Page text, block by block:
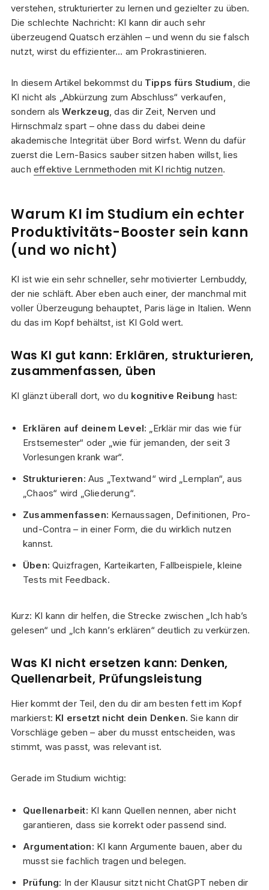
verstehen, strukturierter zu lernen und gezielter zu üben.
Die schlechte Nachricht: KI kann dir auch sehr
überzeugend Quatsch erzählen – und wenn du sie falsch
nutzt, wirst du effizienter… am Prokrastinieren.
In diesem Artikel bekommst du Tipps fürs Studium, die
KI nicht als „Abkürzung zum Abschluss“ verkaufen,
sondern alsWerkzeug, das dir Zeit, Nerven und
Hirnschmalz spart – ohne dass du dabei deine
akademische Integrität über Bord wirfst. Wenn du dafür
zuerst die Lern-Basics sauber sitzen haben willst, lies
auch effektive Lernmethoden mit KI richtig nutzen.
Warum KI im Studium ein echter
Produktivitäts-Booster sein kann
(und wo nicht)
KI ist wie ein sehr schneller, sehr motivierter Lernbuddy,
der nie schläft. Aber eben auch einer, der manchmal mit
voller Überzeugung behauptet, Paris läge in Italien. Wenn
du das im Kopf behältst, ist KI Gold wert.
Was KI gut kann: Erklären, strukturieren,
zusammenfassen, üben
KI glänzt überall dort, wo du kognitive Reibung hast:
Erklären auf deinem Level: „Erklär mir das wie für
Erstsemester“ oder „wie für jemanden, der seit 3
Vorlesungen krank war“.
Strukturieren: Aus „Textwand“ wird „Lernplan“, aus
„Chaos“ wird „Gliederung“.
Zusammenfassen: Kernaussagen, Definitionen, Pro-
und-Contra – in einer Form, die du wirklich nutzen
kannst.
Üben: Quizfragen, Karteikarten, Fallbeispiele, kleine
Tests mit Feedback.
Kurz: KI kann dir helfen, die Strecke zwischen „Ich hab’s
gelesen“ und „Ich kann’s erklären“ deutlich zu verkürzen.
Was KI nicht ersetzen kann: Denken,
Quellenarbeit, Prüfungsleistung
Hier kommt der Teil, den du dir am besten fett im Kopf
markierst: KI ersetzt nicht dein Denken. Sie kann dir
Vorschläge geben – aber du musst entscheiden, was
stimmt, was passt, was relevant ist.
Gerade im Studium wichtig:
Quellenarbeit: KI kann Quellen nennen, aber nicht
garantieren, dass sie korrekt oder passend sind.
Argumentation: KI kann Argumente bauen, aber du
musst sie fachlich tragen und belegen.
Prüfung: In der Klausur sitzt nicht ChatGPT neben dir